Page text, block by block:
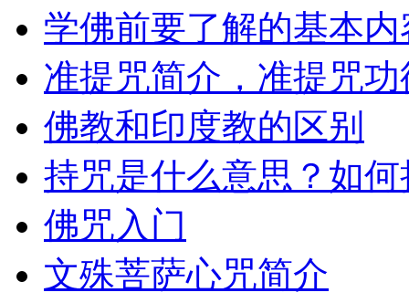
学佛前要了解的基本内
准提咒简介，准提咒
佛教和印度教的区别
持咒是什么意思？如
佛咒入门
文殊菩萨心咒简介